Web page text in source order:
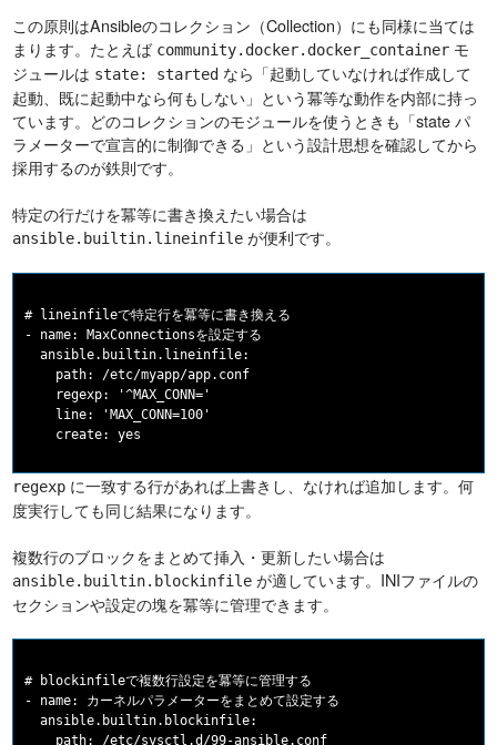
この原則はAnsibleのコレクション（Collection）にも同様に当ては
まります。たとえば community.docker.docker_container モ
ジュールは state: started なら「起動していなければ作成して
起動、既に起動中なら何もしない」という冪等な動作を内部に持っ
ています。どのコレクションのモジュールを使うときも「state パ
ラメーターで宣言的に制御できる」という設計思想を確認してから
採用するのが鉄則です。
特定の行だけを冪等に書き換えたい場合は
ansible.builtin.lineinfile が便利です。
# lineinfileで特定行を冪等に書き換える
- name: MaxConnectionsを設定する
  ansible.builtin.lineinfile:
    path: /etc/myapp/app.conf
    regexp: '^MAX_CONN='
    line: 'MAX_CONN=100'
regexp に一致する行があれば上書きし、なければ追加します。何
度実行しても同じ結果になります。
複数行のブロックをまとめて挿入・更新したい場合は
ansible.builtin.blockinfile が適しています。INIファイルの
セクションや設定の塊を冪等に管理できます。
# blockinfileで複数行設定を冪等に管理する
- name: カーネルパラメーターをまとめて設定する
  ansible.builtin.blockinfile:
    path: /etc/sysctl.d/99-ansible.conf